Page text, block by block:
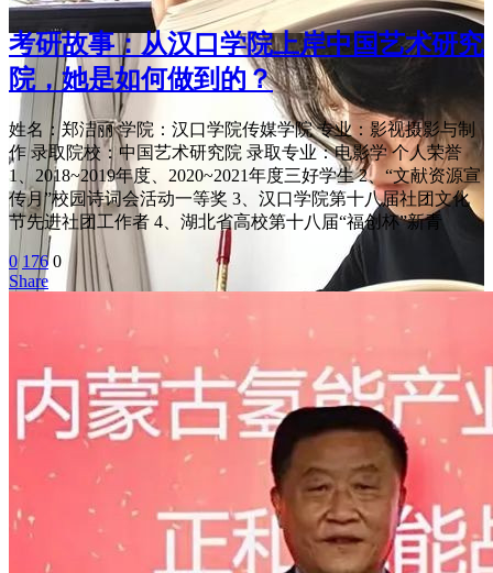
考研故事：从汉口学院上岸中国艺术研究
院，她是如何做到的？
姓名：郑洁丽 学院：汉口学院传媒学院 专业：影视摄影与制
作 录取院校：中国艺术研究院 录取专业：电影学 个人荣誉
1、2018~2019年度、2020~2021年度三好学生 2、“文献资源宣
传月”校园诗词会活动一等奖 3、汉口学院第十八届社团文化
节先进社团工作者 4、湖北省高校第十八届“福创杯”新青
0 176 0
Share